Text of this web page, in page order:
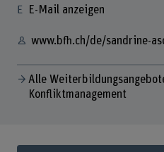
E-Mail anzeigen
www.bfh.ch/de/sandrine-
Alle
Konfliktmanagement